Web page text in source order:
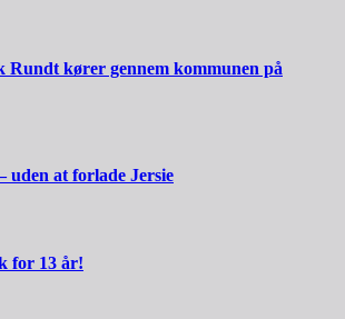
Rundt kører gennem kommunen på
uden at forlade Jersie
for 13 år!